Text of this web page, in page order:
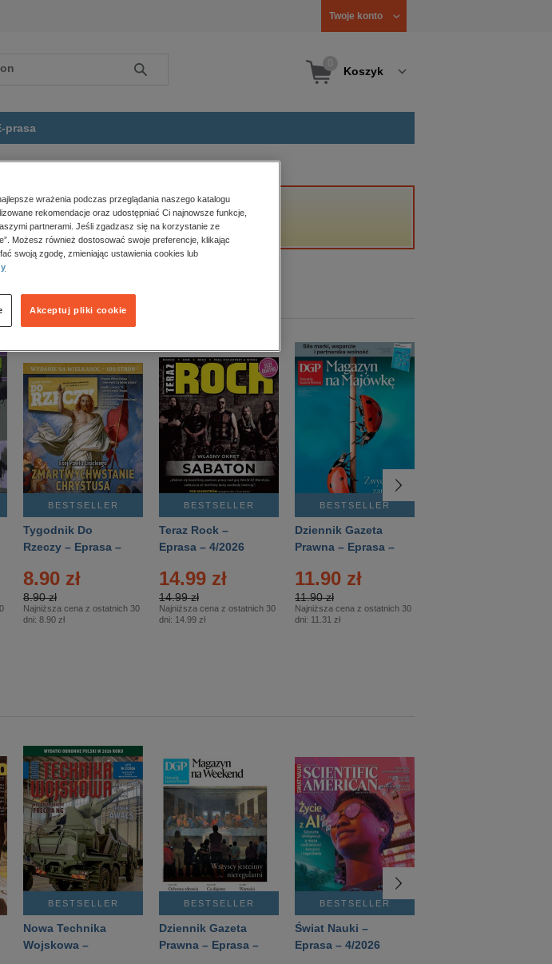
Twoje konto
Szukaj Koszyk
prasa
BESTSELLER
Tygodnik Do
Rzeczy – Eprasa –
8.90 zł
8.90 zł
Najniższa cena z ostatnich 30
dni: 8.90 zł
BESTSELLER
Teraz Rock –
Eprasa – 4/2026
14.99 zł
14.99 zł
Najniższa cena z ostatnich 30
dni: 14.99 zł
BESTSELLER
Dziennik Gazeta
Prawna – Eprasa –
11.90 zł
11.90 zł
Najniższa cena z ostatnich 30
dni: 11.31 zł
BESTSELLER
Nowa Technika
Wojskowa –
BESTSELLER
Dziennik Gazeta
Prawna – Eprasa –
BESTSELLER
Świat Nauki –
Eprasa – 4/2026
wrażenia podczas przeglądania naszego katalogu
rekomendacje oraz udostępniać Ci najnowsze funkcje,
partnerami. Jeśli zgadzasz się na korzystanie ze
Możesz również dostosować swoje preferencje, klikając
swoją zgodę, zmieniając ustawienia cookies lub
Akceptuj pliki cookie